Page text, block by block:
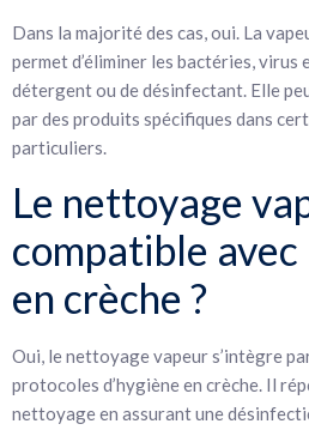
Dans la majorité des cas, oui. La
permet d’éliminer les bactéries, virus
détergent ou de désinfectant. Elle
par des produits spécifiques dans
particuliers.
Le nettoyage
compatible avec
en crèche ?
Oui, le nettoyage vapeur s’intègre
protocoles d’hygiène en crèche. Il
nettoyage en assurant une